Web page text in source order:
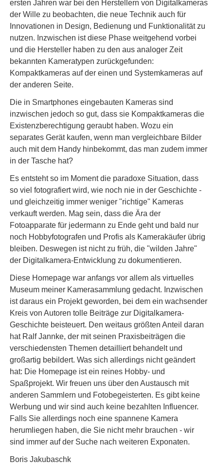
ersten Jahren war bei den Herstellern von Digitalkameras
der Wille zu beobachten, die neue Technik auch für
Innovationen in Design, Bedienung und Funktionalität zu
nutzen. Inzwischen ist diese Phase weitgehend vorbei
und die Hersteller haben zu den aus analoger Zeit
bekannten Kameratypen zurückgefunden:
Kompaktkameras auf der einen und Systemkameras auf
der anderen Seite.
Die in Smartphones eingebauten Kameras sind
inzwischen jedoch so gut, dass sie Kompaktkameras die
Existenzberechtigung geraubt haben. Wozu ein
separates Gerät kaufen, wenn man vergleichbare Bilder
auch mit dem Handy hinbekommt, das man zudem immer
in der Tasche hat?
Es entsteht so im Moment die paradoxe Situation, dass
so viel fotografiert wird, wie noch nie in der Geschichte -
und gleichzeitig immer weniger "richtige" Kameras
verkauft werden. Mag sein, dass die Ära der
Fotoapparate für jedermann zu Ende geht und bald nur
noch Hobbyfotografen und Profis als Kamerakäufer übrig
bleiben. Deswegen ist nicht zu früh, die "wilden Jahre"
der Digitalkamera-Entwicklung zu dokumentieren.
Diese Homepage war anfangs vor allem als virtuelles
Museum meiner Kamerasammlung gedacht. Inzwischen
ist daraus ein Projekt geworden, bei dem ein wachsender
Kreis von Autoren tolle Beiträge zur Digitalkamera-
Geschichte beisteuert. Den weitaus größten Anteil daran
hat Ralf Jannke, der mit seinen Praxisbeiträgen die
verschiedensten Themen detailliert behandelt und
großartig bebildert. Was sich allerdings nicht geändert
hat: Die Homepage ist ein reines Hobby- und
Spaßprojekt. Wir freuen uns über den Austausch mit
anderen Sammlern und Fotobegeisterten. Es gibt keine
Werbung und wir sind auch keine bezahlten Influencer.
Falls Sie allerdings noch eine spannene Kamera
herumliegen haben, die Sie nicht mehr brauchen - wir
sind immer auf der Suche nach weiteren Exponaten.
Boris Jakubaschk